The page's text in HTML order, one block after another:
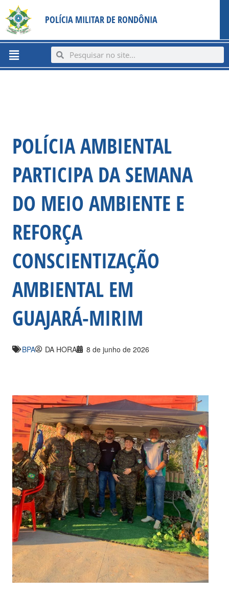
content
para
conteúdo
POLÍCIA MILITAR DE RONDÔNIA
Menu SearchSearch
POLÍCIA AMBIENTAL
PARTICIPA DA SEMANA
DO MEIO AMBIENTE E
REFORÇA
CONSCIENTIZAÇÃO
AMBIENTAL EM
GUAJARÁ-MIRIM
BPA DA HORA 8 de junho de 2026